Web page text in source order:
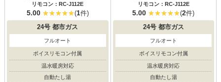
リモコン：RC-J112E
5.00 (1件)
24号 都市ガス
フルオート
ボイスリモコン付属
温水暖房対応
自動たし湯
リモコン：RC-J112E
5.00 (2件)
24号都市ガス
フルオート
ボイスリモコン付属
温水暖房対応
自動たし湯